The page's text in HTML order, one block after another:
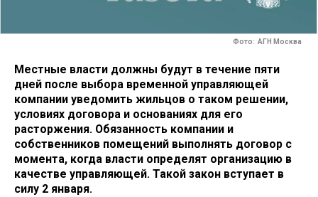
Фото: АГН Москва
Местные власти должны будут в течение пяти
дней после выбора временной управляющей
компании уведомить жильцов о таком решении,
условиях договора и основаниях для его
расторжения. Обязанность компании и
собственников помещений выполнять договор с
момента, когда власти определят организацию в
качестве управляющей. Такой закон вступает в
силу 2 января.